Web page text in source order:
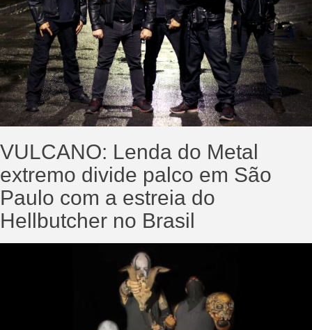
VULCANO: Lenda do Metal
extremo divide palco em São
Paulo com a estreia do
Hellbutcher no Brasil